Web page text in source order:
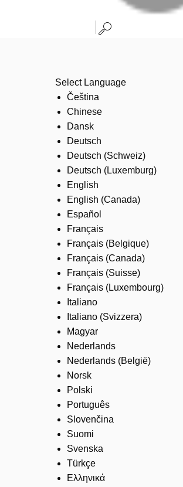
Select Language
Čeština
Chinese
Dansk
Deutsch
Deutsch (Schweiz)
Deutsch (Luxemburg)
English
English (Canada)
Español
Français
Français (Belgique)
Français (Canada)
Français (Suisse)
Français (Luxembourg)
Italiano
Italiano (Svizzera)
Magyar
Nederlands
Nederlands (België)
Norsk
Polski
Português
Slovenčina
Suomi
Svenska
Türkçe
Ελληνικά